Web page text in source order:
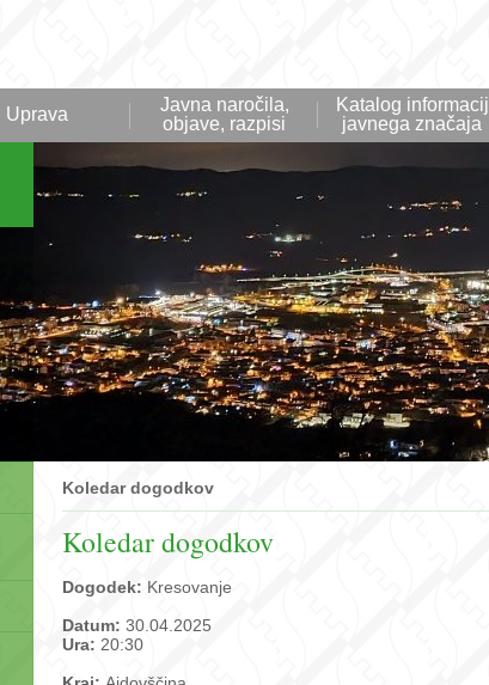
Uprava
Javna naročila,
objave, razpisi
Katalog informacij
javnega značaja
Koledar dogodkov
Koledar dogodkov
Dogodek: Kresovanje
Datum: 30.04.2025
Ura: 20:30